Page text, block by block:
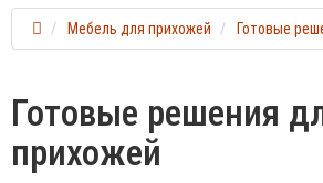
Мебель для прихожей Готовые
Готовые решения
прихожей